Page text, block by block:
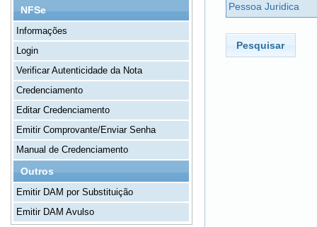
NFSe
Informações
Login
Verificar Autenticidade da Nota
Credenciamento
Editar Credenciamento
Emitir Comprovante/Enviar Senha
Manual de Credenciamento
Outros
Emitir DAM por Substituição
Emitir DAM Avulso
Pessoa Juridica
Pesquisar